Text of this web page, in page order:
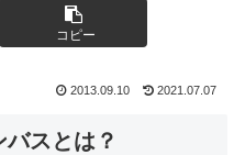
コピー
2013.09.10 2021.07.07
スとは？